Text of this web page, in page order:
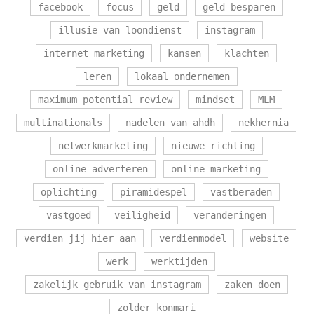
facebook focus geld geld besparen
illusie van loondienst instagram
internet marketing kansen klachten
leren lokaal ondernemen
maximum potential review mindset MLM
multinationals nadelen van ahdh nekhernia
netwerkmarketing nieuwe richting
online adverteren online marketing
oplichting piramidespel vastberaden
vastgoed veiligheid veranderingen
verdien jij hier aan verdienmodel website
werk werktijden
zakelijk gebruik van instagram zaken doen
zolder konmari